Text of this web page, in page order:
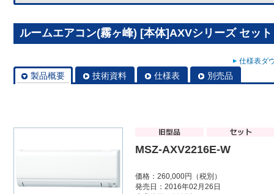
ルームエアコン(霧ヶ峰) [本体]AXVシリーズ セッ
仕様表ダ
製品概要 技術資料 仕様表 別売品
MSZ-AXV2216E-W
価格：260,000円（税別）
発売日：2016年02月26日